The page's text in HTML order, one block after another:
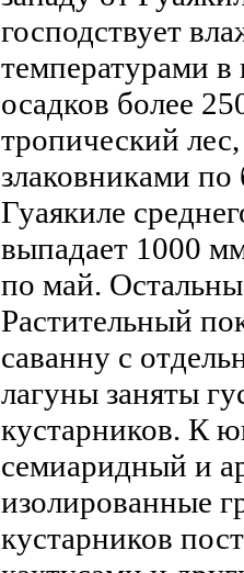
господствует
температурами
осадков более
тропический
злаковниками
Гуаякиле
выпадает 1000
по май.
Растительный
саванну с
лагуны заняты
кустарников. К
семиаридный и
изолированные
кустарников